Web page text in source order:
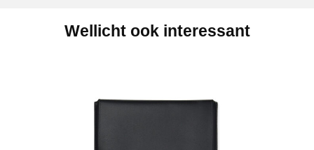
Wellicht ook interessant